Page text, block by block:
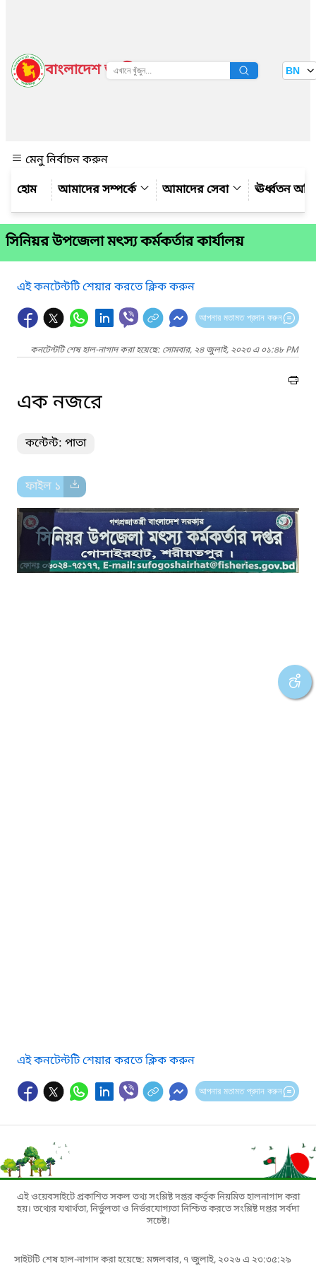
বাংলাদেশ জাতীয় তথ্য বাতায়ন BN
মেনু নির্বাচন করুন
আমাদের সম্পর্কে
আমাদের সেবা ঊর্ধ্বতন
সিনিয়র উপজেলা মৎস্য কর্মকর্তার কার্যালয়
এই কনটেন্টটি শেয়ার করতে ক্লিক করুন
আপনার মতামত প্রদান করুন
কনটেন্টটি শেষ হাল-নাগাদ করা হয়েছে: সোমবার, ২৪ জুলাই, ২০২৩ এ ০১:৪৮ PM
এক নজরে
কন্টেন্ট: পাতা
ফাইল ১
এই কনটেন্টটি শেয়ার করতে ক্লিক করুন
আপনার মতামত প্রদান করুন
এই ওয়েবসাইটে প্রকাশিত সকল তথ্য সংশ্লিষ্ট দপ্তর কর্তৃক নিয়মিত হালনাগাদ করা
হয়। তথ্যের যথার্থতা, নির্ভুলতা ও নির্ভরযোগ্যতা নিশ্চিত করতে সংশ্লিষ্ট দপ্তর সর্বদা
সচেষ্ট।
সাইটটি শেষ হাল-নাগাদ করা হয়েছে: মঙ্গলবার, ৭ জুলাই, ২০২৬ এ ২৩:৩৫:২৯